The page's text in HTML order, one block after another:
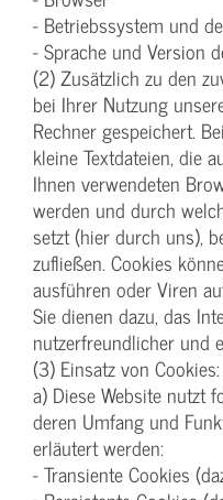
- Betriebssystem und
- Sprache und Version
(2) Zusätzlich zu den
bei Ihrer Nutzung
Rechner gespeichert.
kleine Textdateien, die
Ihnen verwendeten
werden und durch
setzt (hier durch uns),
zufließen. Cookies
ausführen oder Viren
Sie dienen dazu, das
nutzerfreundlicher und
(3) Einsatz von Cookies:
a) Diese Website nutzt
deren Umfang und
erläutert werden:
- Transiente Cookies